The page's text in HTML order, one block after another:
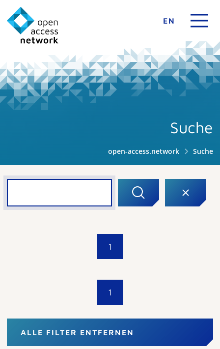
EN
Suche
open-access.network Suche
1
1
ALLE FILTER ENTFERNEN